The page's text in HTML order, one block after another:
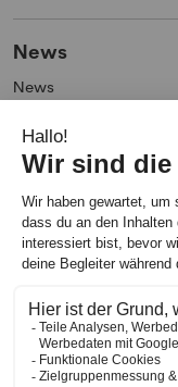
News
News
Über uns
Impressum
AGB
Allgemeine
Datenschutz